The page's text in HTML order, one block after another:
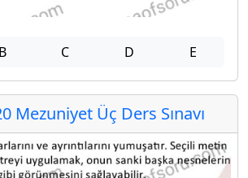
B C D E
Mezuniyet Üç Ders Sınavı